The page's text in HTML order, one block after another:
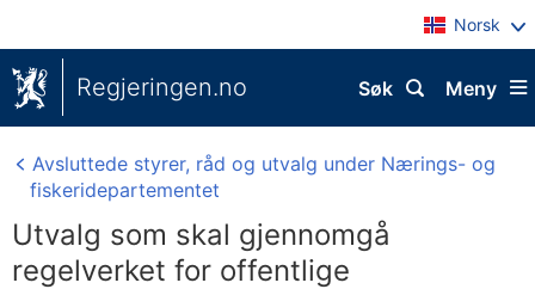
Norsk
Regjeringen.no Meny
Søk
Avsluttede styrer, råd og utvalg under Nærings- og
fiskeridepartementet
Utvalg som skal gjennomgå
regelverket for offentlige